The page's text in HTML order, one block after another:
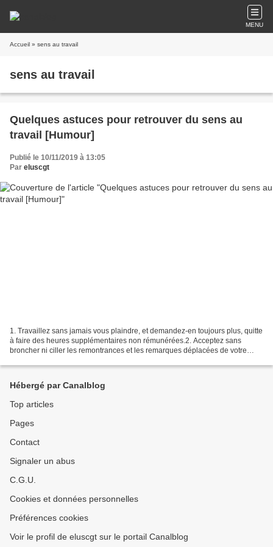
MENU
Accueil » sens au travail
sens au travail
Quelques astuces pour retrouver du sens au
travail [Humour]
Publié le 10/11/2019 à 13:05
Par eluscgt
1. Travaillez sans jamais vous plaindre, et demandez-en toujours plus, quitte
à faire des heures supplémentaires non rémunérées.2. Acceptez sans
broncher ni ciller les remontrances et les remarques déplacées de votre
Hébergé par Canalblog
Top articles
Pages
Contact
Signaler un abus
C.G.U.
Cookies et données personnelles
Préférences cookies
Voir le profil de eluscgt sur le portail Canalblog